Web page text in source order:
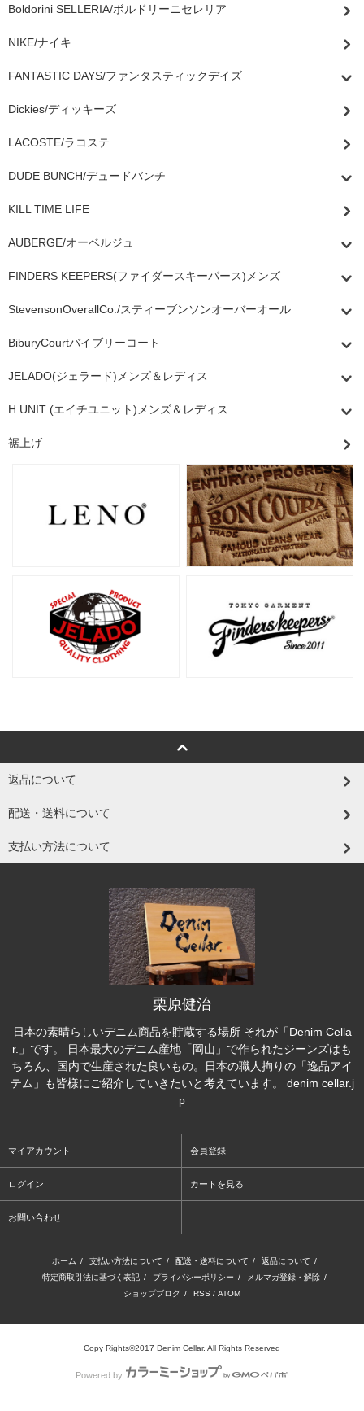
Boldorini SELLERIA/ボルドリーニセレリア
NIKE/ナイキ
FANTASTIC DAYS/ファンタスティックデイズ
Dickies/ディッキーズ
LACOSTE/ラコステ
DUDE BUNCH/デュードバンチ
KILL TIME LIFE
AUBERGE/オーベルジュ
FINDERS KEEPERS(ファイダースキーパース)メンズ
StevensonOverallCo./スティーブンソンオーバーオール
BiburyCourtバイブリーコート
JELADO(ジェラード)メンズ＆レディス
H.UNIT (エイチユニット)メンズ＆レディス
裾上げ
返品について
配送・送料について
支払い方法について
栗原健治
日本の素晴らしいデニム商品を貯蔵する場所 それが「Denim Cella
r.」です。 日本最大のデニム産地「岡山」で作られたジーンズはも
ちろん、国内で生産された良いもの。日本の職人拘りの「逸品アイ
テム」も皆様にご紹介していきたいと考えています。 denim cellar.j
p
マイアカウント 会員登録
ログイン カートを見る
お問い合わせ
ホーム / 支払い方法について / 配送・送料について / 返品について /
特定商取引法に基づく表記 / プライバシーポリシー / メルマガ登録・解除 /
ショップブログ / RSS / ATOM
Copy Rights©2017 Denim Cellar. All Rights Reserved
Powered by